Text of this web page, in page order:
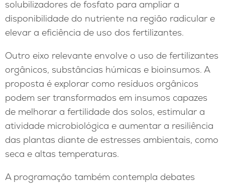
solubilizadores de fosfato para ampliar a
disponibilidade do nutriente na região radicular e
elevar a eficiência de uso dos fertilizantes.
Outro eixo relevante envolve o uso de fertilizantes
orgânicos, substâncias húmicas e bioinsumos. A
proposta é explorar como resíduos orgânicos
podem ser transformados em insumos capazes
de melhorar a fertilidade dos solos, estimular a
atividade microbiológica e aumentar a resiliência
das plantas diante de estresses ambientais, como
seca e altas temperaturas.
A programação também contempla debates